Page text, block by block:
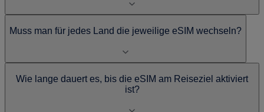
Muss man für jedes Land die jeweilige eSIM wechseln?
Wie lange dauert es, bis die eSIM am Reiseziel aktiviert
ist?